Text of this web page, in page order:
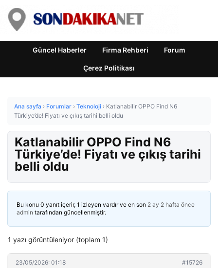
Güncel Haberler Firma Rehberi Forum
Çerez Politikası
Ana sayfa › Forumlar › Teknoloji › Katlanabilir OPPO Find N6
Türkiye’de! Fiyatı ve çıkış tarihi belli oldu
Katlanabilir OPPO Find N6
Türkiye’de! Fiyatı ve çıkış tarihi
belli oldu
Bu konu 0 yanıt içerir, 1 izleyen vardır ve en son 2 ay 2 hafta önce
admin tarafından güncellenmiştir.
1 yazı görüntüleniyor (toplam 1)
23/05/2026: 01:18 #15726